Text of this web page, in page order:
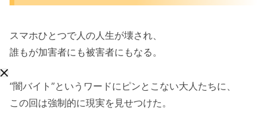
スマホひとつで人の人生が壊され、
誰もが加害者にも被害者にもなる。
“闇バイト”というワードにピンとこない大人たちに、
この回は強制的に現実を見せつけた。